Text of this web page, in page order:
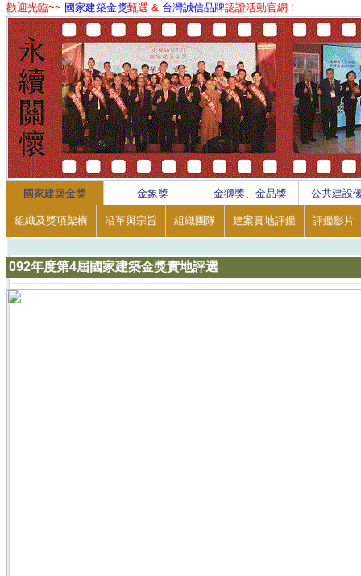
歡迎光臨~~ 國家建築金獎甄選 & 台灣誠信品牌認證活動官網！
1
2
3
4
國家建築金獎 金象獎 金獅獎、金品獎 公共建設
組織及獎項架構 沿革與宗旨 組織團隊 建案實地評鑑 評鑑影片
092年度第4屆國家建築金獎實地評選